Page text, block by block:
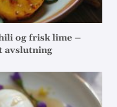
og frisk lime –
avslutning